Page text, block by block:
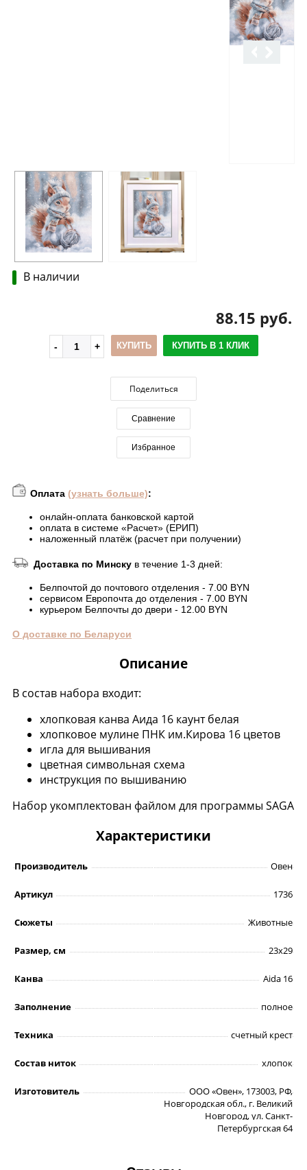
В наличии
88.15 руб.
КУПИТЬ КУПИТЬ В 1 КЛИК
Поделиться
Сравнение
Избранное
Оплата (узнать больше):
онлайн-оплата банковской картой
оплата в системе «Расчет» (ЕРИП)
наложенный платёж (расчет при получении)
Доставка по Минску в течение 1-3 дней:
Белпочтой до почтового отделения - 7.00 BYN
сервисом Европочта до отделения - 7.00 BYN
курьером Белпочты до двери - 12.00 BYN
О доставке по Беларуси
Описание
В состав набора входит:
хлопковая канва Аида 16 каунт белая
хлопковое мулине ПНК им.Кирова 16 цветов
игла для вышивания
цветная символьная схема
инструкция по вышиванию
Набор укомплектован файлом для программы SAGA
Характеристики
Производитель Овен
Артикул 1736
Сюжеты Животные
Размер, см 23х29
Канва Aida 16
Заполнение полное
Техника счетный крест
Состав ниток хлопок
Изготовитель
ООО «Овен», 173003, РФ,
Новгородская обл., г. Великий
Новгород, ул. Санкт-
Петербургская 64